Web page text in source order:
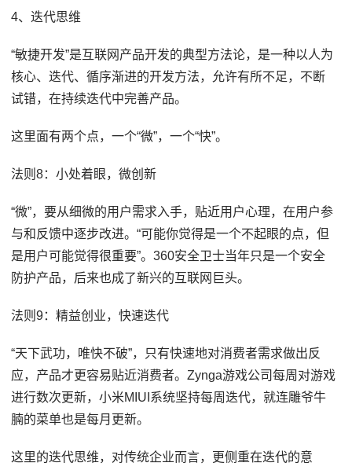
4、迭代思维
“敏捷开发”是互联网产品开发的典型方法论，是一种以人为
核心、迭代、循序渐进的开发方法，允许有所不足，不断
试错，在持续迭代中完善产品。
这里面有两个点，一个“微”，一个“快”。
法则8：小处着眼，微创新
“微”，要从细微的用户需求入手，贴近用户心理，在用户参
与和反馈中逐步改进。“可能你觉得是一个不起眼的点，但
是用户可能觉得很重要”。360安全卫士当年只是一个安全
防护产品，后来也成了新兴的互联网巨头。
法则9：精益创业，快速迭代
“天下武功，唯快不破”，只有快速地对消费者需求做出反
应，产品才更容易贴近消费者。Zynga游戏公司每周对游戏
进行数次更新，小米MIUI系统坚持每周迭代，就连雕爷牛
腩的菜单也是每月更新。
这里的迭代思维，对传统企业而言，更侧重在迭代的意